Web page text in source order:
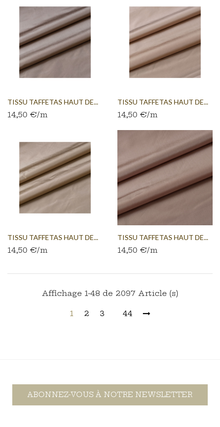
TISSU TAFFETAS HAUT DE...
14,50 €/m
TISSU TAFFETAS HAUT DE...
14,50 €/m
TISSU TAFFETAS HAUT DE...
14,50 €/m
TISSU TAFFETAS HAUT DE...
14,50 €/m
Affichage 1-48 de 2097 Article (s)
1 2 3 44
ABONNEZ-VOUS À NOTRE NEWSLETTER